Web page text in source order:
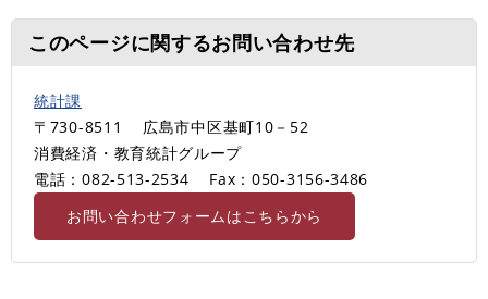
このページに関するお問い合わせ先
統計課
〒730-8511
広島市中区基町10－52
消費経済・教育統計グループ
電話：082-513-2534
Fax：050-3156-3486
お問い合わせフォームはこちらから